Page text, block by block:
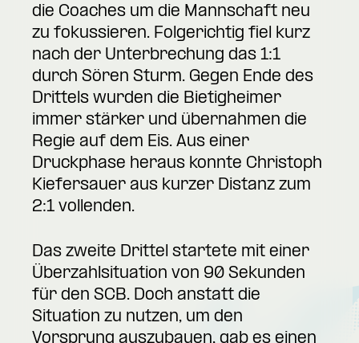
die Coaches um die Mannschaft neu
zu fokussieren. Folgerichtig fiel kurz
nach der Unterbrechung das 1:1
durch Sören Sturm. Gegen Ende des
Drittels wurden die Bietigheimer
immer stärker und übernahmen die
Regie auf dem Eis. Aus einer
Druckphase heraus konnte Christoph
Kiefersauer aus kurzer Distanz zum
2:1 vollenden.
Das zweite Drittel startete mit einer
Überzahlsituation von 90 Sekunden
für den SCB. Doch anstatt die
Situation zu nutzen, um den
Vorsprung auszubauen, gab es einen